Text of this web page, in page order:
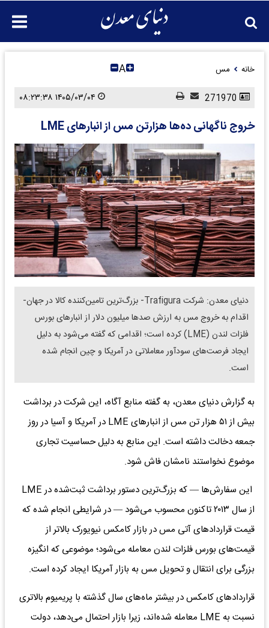
خانه مس A
خروج ناگهانی ده‌ها هزارتن مس از انبارهای LME
دنیای معدن: شرکت Trafigura- بزرگ‌ترین تامین‌کننده کالا در جهان-
اقدام به خروج مس به ارزش صدها میلیون دلار از انبارهای بورس
فلزات لندن (LME) کرده است؛ اقدامی که گفته می‌شود به دلیل
ایجاد فرصت‌های سودآور معاملاتی در آمریکا و چین انجام شده
است.
به گزارش دنیای معدن، به گفته منابع آگاه، این شرکت در برداشت
بیش از ۵۱ هزار تن مس از انبارهای LME در آمریکا و آسیا در روز
جمعه دخالت داشته است. این منابع به دلیل حساسیت تجاری
موضوع نخواستند نامشان فاش شود.
این سفارش‌ها — که بزرگ‌ترین دستور برداشت ثبت‌شده در LME
از سال ۲۰۱۳ تاکنون محسوب می‌شود — در شرایطی انجام شده که
قیمت قراردادهای آتی مس در بازار کامکس نیویورک بالاتر از
قیمت‌های بورس فلزات لندن معامله می‌شود؛ موضوعی که انگیزه
بزرگی برای انتقال و تحویل مس به بازار آمریکا ایجاد کرده است.
قراردادهای کامکس در بیشتر ماه‌های سال گذشته با پریمیوم بالاتری
نسبت به LME معامله شده‌اند، زیرا بازار احتمال می‌دهد، دولت